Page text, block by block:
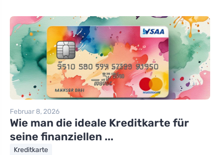
Februar 8, 2026
Wie man die ideale Kreditkarte für
seine finanziellen ...
Kreditkarte